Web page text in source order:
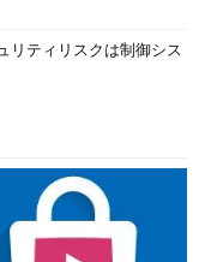
リティリスクは制御シス